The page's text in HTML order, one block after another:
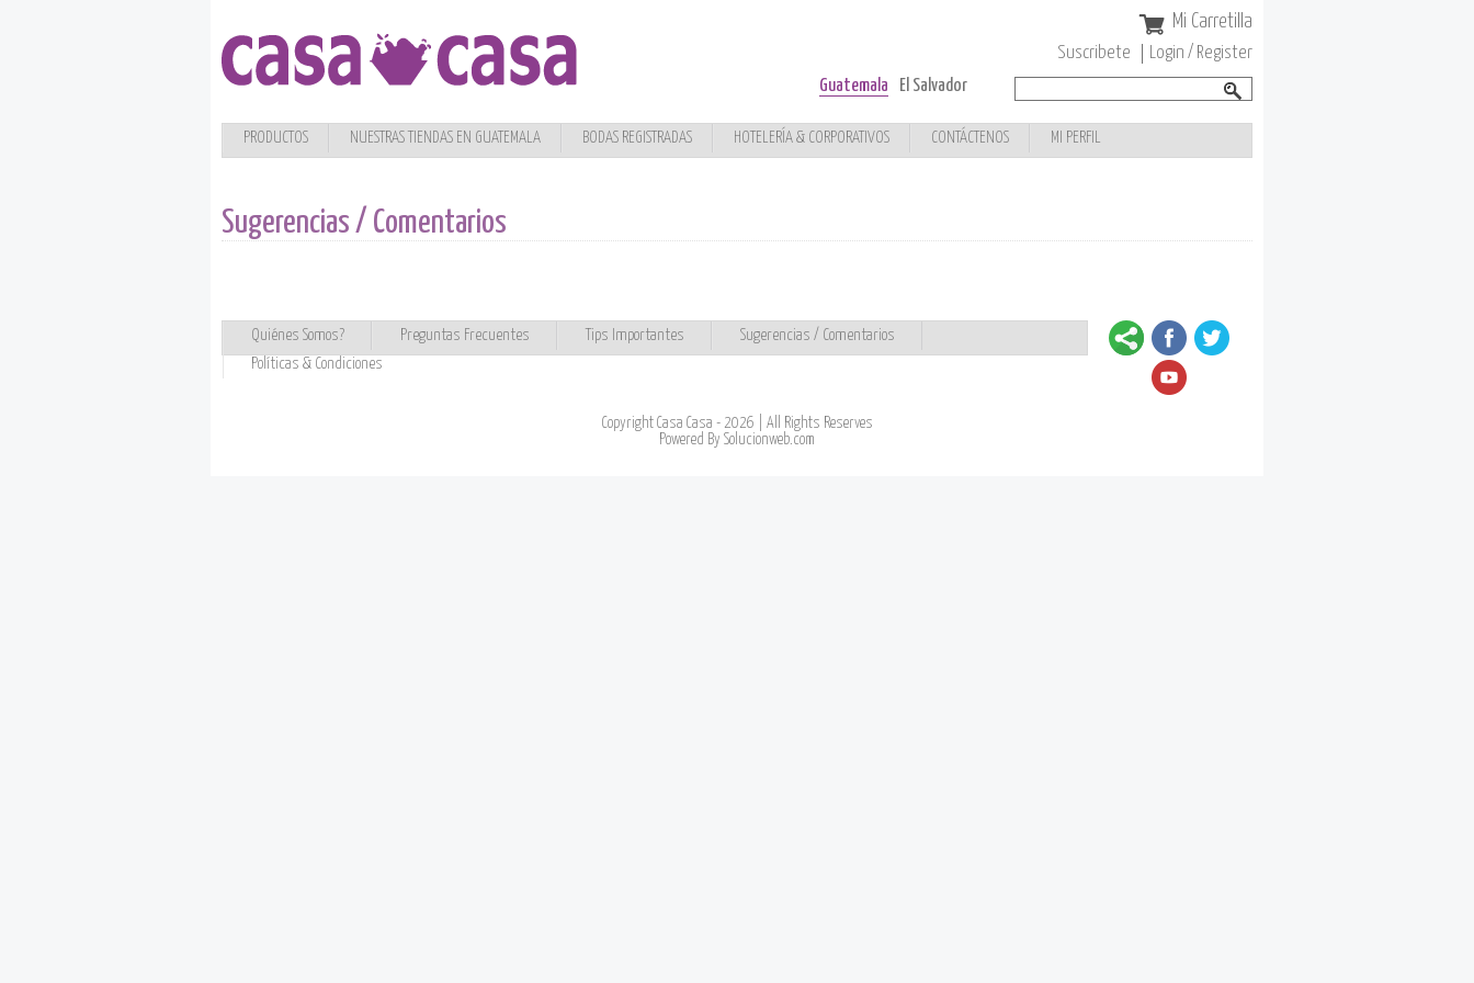
Mi Carretilla
Suscribete
Login / Register
Guatemala
El Salvador
búsqueda
PRODUCTOS NUESTRAS TIENDAS EN GUATEMALA BODAS REGISTRADAS HOTELERÍA & CORPORATIVOS CONTÁCTENOS MI PERFIL
Sugerencias / Comentarios
Quiénes Somos? Preguntas Frecuentes Tips Importantes
Sugerencias / Comentarios
Políticas & Condiciones
Copyright Casa Casa - 2026 | All Rights Reserves
Powered By Solucionweb.com